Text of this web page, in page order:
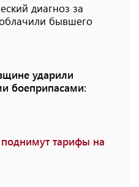
диагноз за
бывшего
ударили
боеприпасами:
тарифы на